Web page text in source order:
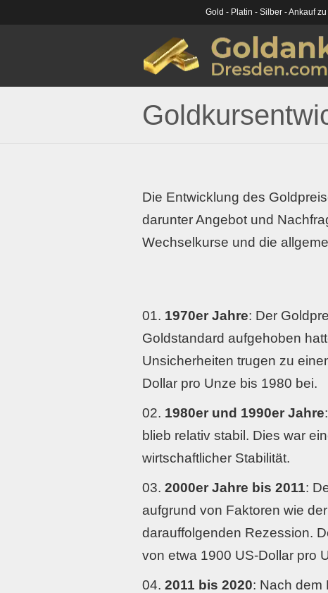
Gold - Platin - Silber - Ankauf
Die Entwicklung des
darunter Angebot und
Wechselkurse und die
1970er Jahre: Der
Goldstandard aufgehoben
Unsicherheiten trugen zu
Dollar pro Unze bis 1980 bei.
1980er und 1990er Jahre
blieb relativ stabil. Dies war
wirtschaftlicher Stabilität.
2000er Jahre bis 2011:
aufgrund von Faktoren wie
darauffolgenden Rezession.
von etwa 1900 US-Dollar pro
2011 bis 2020: Nach dem